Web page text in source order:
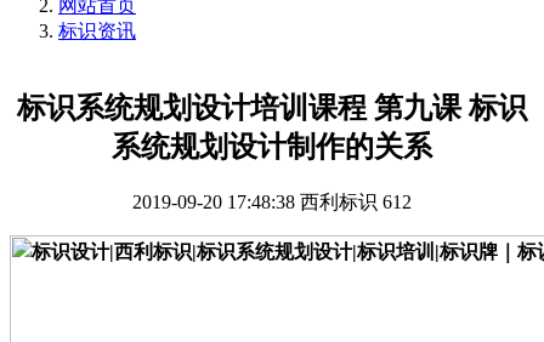
网站首页
标识资讯
标识系统规划设计培训课程 第九课 标识
系统规划设计制作的关系
2019-09-20 17:48:38 西利标识 612